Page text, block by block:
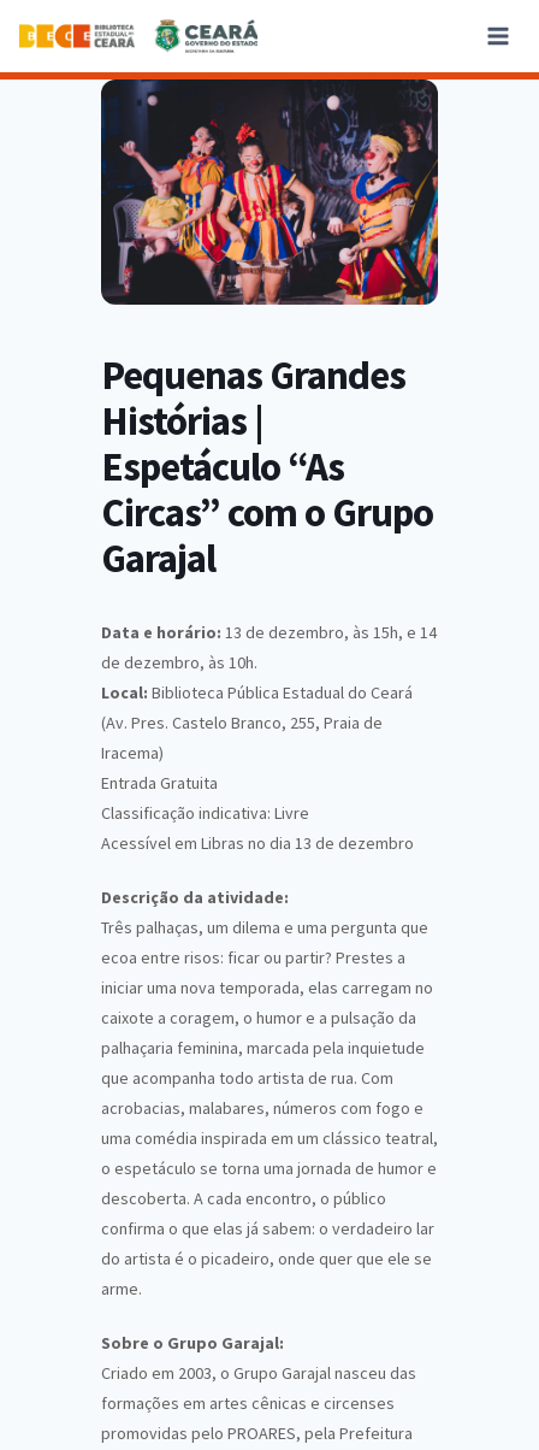
Pequenas Grandes
Histórias |
Espetáculo “As
Circas” com o Grupo
Garajal
Data e horário: 13 de dezembro, às 15h, e 14
de dezembro, às 10h.
Local: Biblioteca Pública Estadual do Ceará
(Av. Pres. Castelo Branco, 255, Praia de
Iracema)
Entrada Gratuita
Classificação indicativa: Livre
Acessível em Libras no dia 13 de dezembro
Descrição da atividade:
Três palhaças, um dilema e uma pergunta que
ecoa entre risos: ficar ou partir? Prestes a
iniciar uma nova temporada, elas carregam no
caixote a coragem, o humor e a pulsação da
palhaçaria feminina, marcada pela inquietude
que acompanha todo artista de rua. Com
acrobacias, malabares, números com fogo e
uma comédia inspirada em um clássico teatral,
o espetáculo se torna uma jornada de humor e
descoberta. A cada encontro, o público
confirma o que elas já sabem: o verdadeiro lar
do artista é o picadeiro, onde quer que ele se
arme.
Sobre o Grupo Garajal:
Criado em 2003, o Grupo Garajal nasceu das
formações em artes cênicas e circenses
promovidas pelo PROARES, pela Prefeitura